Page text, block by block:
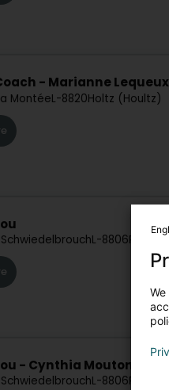
- Marianne Lequeux
MontéeL-8820Holtz (Houltz)
L-8806
- Cynthia Mouton
L-8806